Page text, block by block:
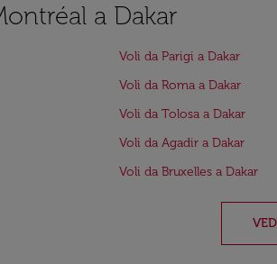
a Dakar
Voli da Parigi a Dakar
Voli da Roma a Dakar
Voli da Tolosa a Dakar
Voli da Agadir a Dakar
Voli da Bruxelles a Dakar